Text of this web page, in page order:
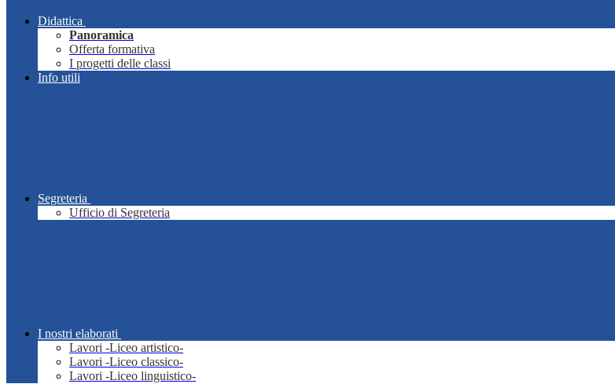
Didattica
Panoramica
Offerta formativa
I progetti delle classi
Info utili
Segreteria
Ufficio di Segreteria
I nostri elaborati
Lavori -Liceo artistico-
Lavori -Liceo classico-
Lavori -Liceo linguistico-